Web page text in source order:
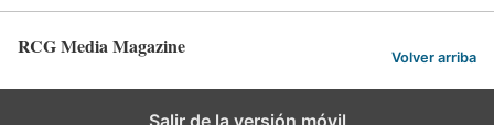
RCG Media Magazine Volver arriba
Salir de la versión móvil